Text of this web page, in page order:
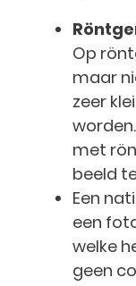
Op
maar
zeer
met
beeld
Een
een
welke
geen